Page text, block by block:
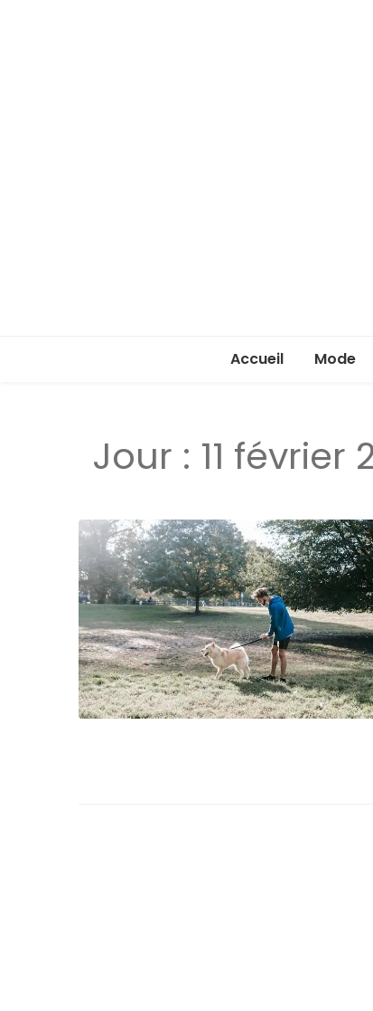
Accueil Mode
Jour : 11 février